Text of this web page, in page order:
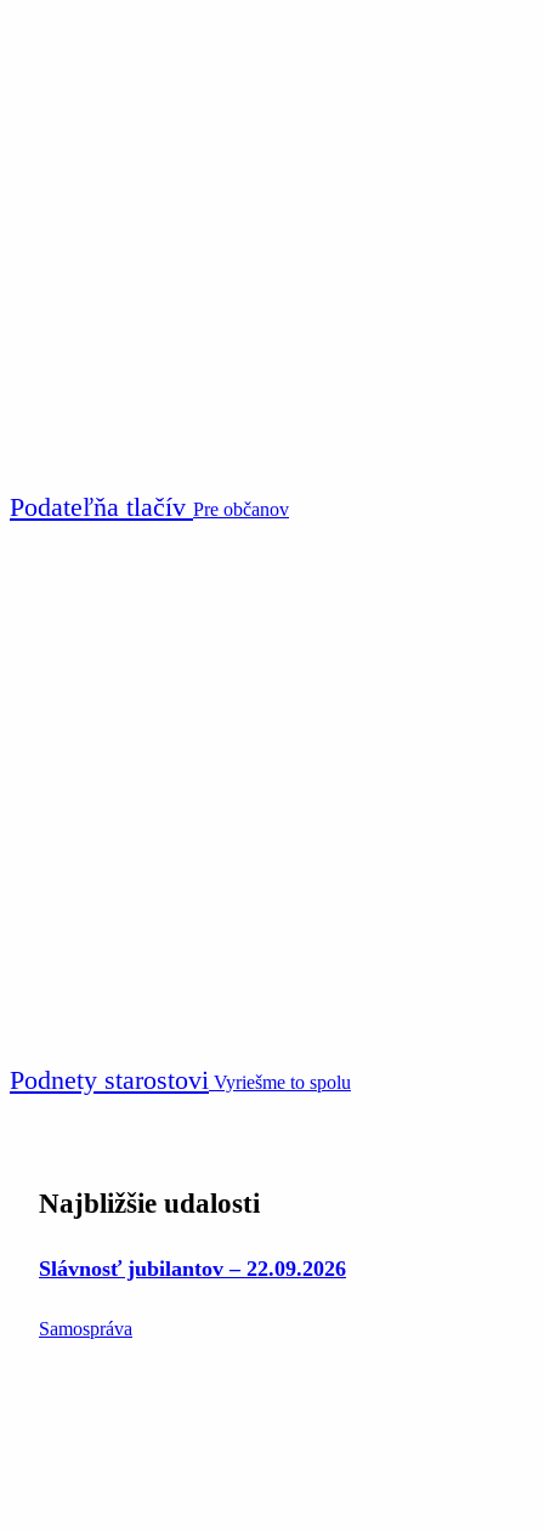
Podateľňa tlačív Pre občanov
Podnety starostovi Vyriešme to spolu
Najbližšie udalosti
Slávnosť jubilantov – 22.09.2026
Samospráva